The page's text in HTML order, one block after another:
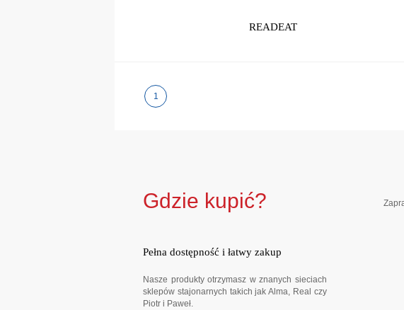
READEAT
1
Gdzie kupić?
Pełna dostępność i łatwy zakup
Nasze produkty otrzymasz w znanych sieciach
sklepów stajonarnych takich jak Alma, Real czy
Piotr i Paweł.